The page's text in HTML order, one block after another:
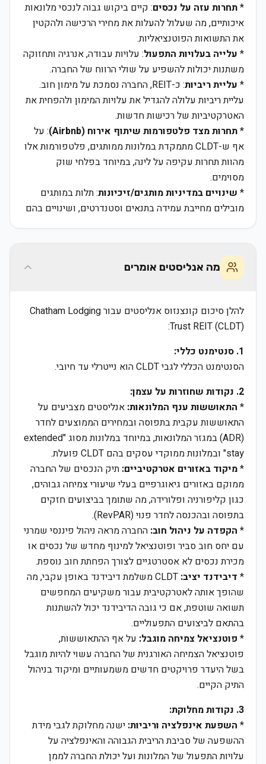
*תחרות עזה על נכסים: קיים ביקוש גבוה לנכסי מלונאות
איכותיים, מה שעלול להעלות את מחירי הרכישה ולהקטין
את התשואות הפוטנציאליות.
* עלייה בעלויות התפעול: עלויות עבודה, אנרגיה ותחזוקה
משתנות יכולות להשפיע על שולי הרווח של החברה.
* עליית ריביות
: כ-REIT, החברה נסמכת על מימון חוב.
עליית ריביות עלולה להגדיל את עלויות המימון ולהפחית את
האטרקטיביות של רכישות חדשות.
*תחרות מצד פלטפורמות שיתוף אירוח (Airbnb)
: על
אף ש-CLDT מתמקדת במלונות ממותגים, פלטפורמות אלו
מהוות תחרות עקיפה על לינה, במיוחד בפלחי שוק
מסוימים.
* שינויים במדיניות מותגים/זיכיונות: תלות במותגים
מובילים מחייבת עמידה בתנאים וסטנדרטים, ושינויים בהם
מה אנליסטים אומרים
להלן סיכום קונצנזוס אנליסטים עבור Chatham Lodging
Trust REIT (CLDT):
1. סנטימנט כללי:
הסנטימנט הכללי לגבי CLDT הוא נייטרלי עד חיובי.
2. נקודות שחוזרות על עצמן:
* התאוששות ענף המלונאות: אנליסטים מצביעים על
התאוששות עקבית בתפוסה ובמחירים הממוצעים לחדר
(ADR) במגזר המלונאות, במיוחד במלונות מסוג "extended
stay" ובמלונות ממוקדי עסקים בהם CLDT פועלת.
*מיקוד באזורים אטרקטיביים: תיק הנכסים של החברה
ממוקם באזורים גיאוגרפיים בעלי שיעורי צמיחה גבוהים,
כגון קליפורניה ופלורידה, מה שתומך בביצועים חזקים
בתפוסה ובהכנסה לחדר פנוי (RevPAR).
* הקפדה על ניהול חוב: החברה מראה ניהול פיננסי שמרני
עם יחס חוב סביר ופוטנציאל למינוף מחדש של נכסים או
מכירת נכסים לא אסטרטגיים לצורך הפחתת חוב נוספת.
* דיבידנד יציב:
CLDT משלמת דיבידנד באופן עקבי, מה
שהופך אותה לאטרקטיבית עבור משקיעים המחפשים
תשואה שוטפת, אם כי גובה הדיבידנד יכול להשתנות
בהתאם לביצועים התפעוליים.
* פוטנציאל צמיחה מוגבל: על אף ההתאוששות,
פוטנציאל הצמיחה האורגנית של החברה עשוי להיות מוגבל
בשל היעדר פרויקטים חדשים משמעותיים ומיקוד בניהול
התיק הקיים.
3. נקודות מחלוקת:
* השפעת אינפלציה וריביות: ישנה מחלוקת לגבי מידת
ההשפעה של סביבת הריבית הגבוהה והאינפלציה על
עלויות התפעול של המלונות ועל יכולת החברה לממן